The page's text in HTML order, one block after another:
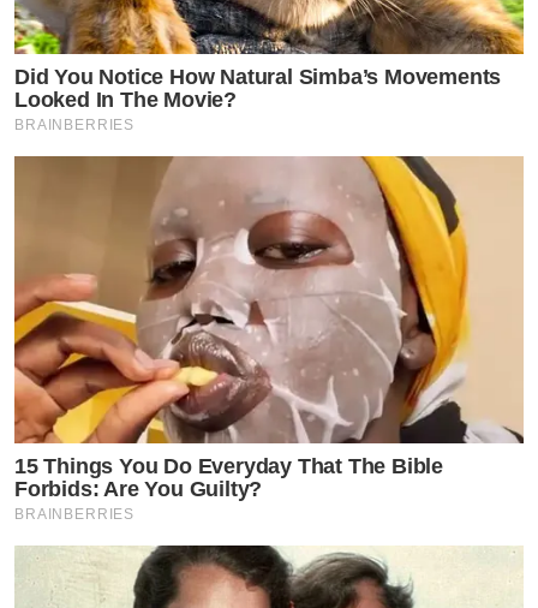
Did You Notice How Natural Simba’s Movements
Looked In The Movie?
BRAINBERRIES
15 Things You Do Everyday That The Bible
Forbids: Are You Guilty?
BRAINBERRIES